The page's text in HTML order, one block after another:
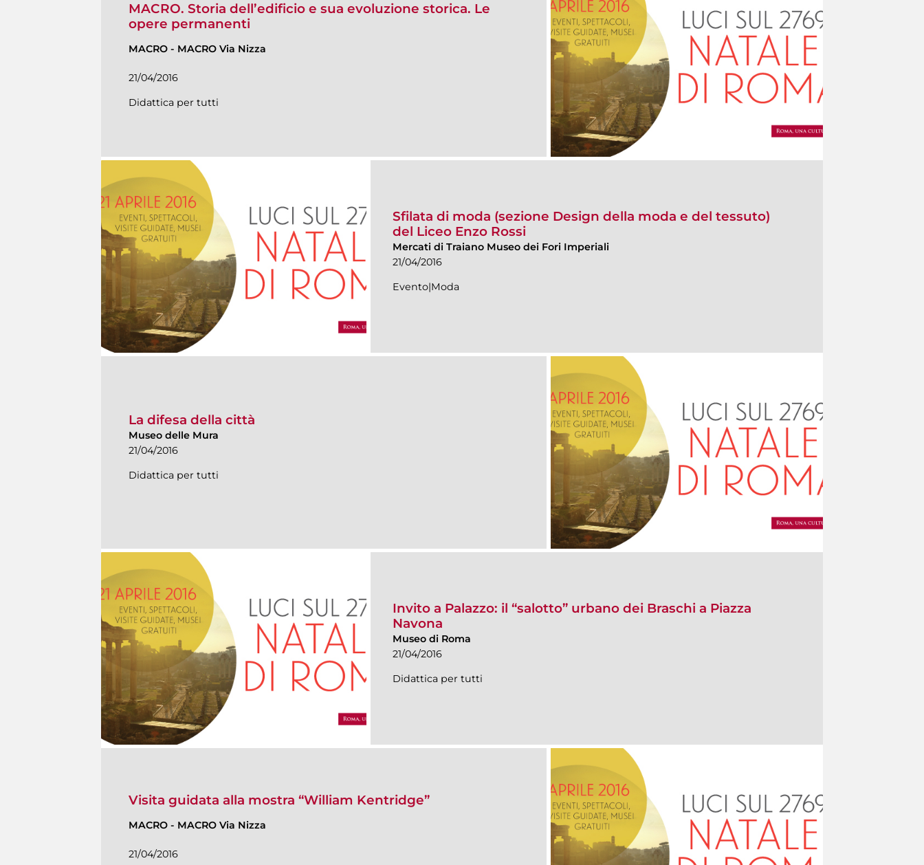
MACRO. Storia dell’edificio e sua evoluzione storica. Le
opere permanenti
MACRO - MACRO Via Nizza
21/04/2016
Didattica per tutti
Sfilata di moda (sezione Design della moda e del tessuto)
del Liceo Enzo Rossi
Mercati di Traiano Museo dei Fori Imperiali
21/04/2016
Evento|Moda
La difesa della città
Museo delle Mura
21/04/2016
Didattica per tutti
Invito a Palazzo: il “salotto” urbano dei Braschi a Piazza
Navona
Museo di Roma
21/04/2016
Didattica per tutti
Visita guidata alla mostra “William Kentridge”
MACRO - MACRO Via Nizza
21/04/2016